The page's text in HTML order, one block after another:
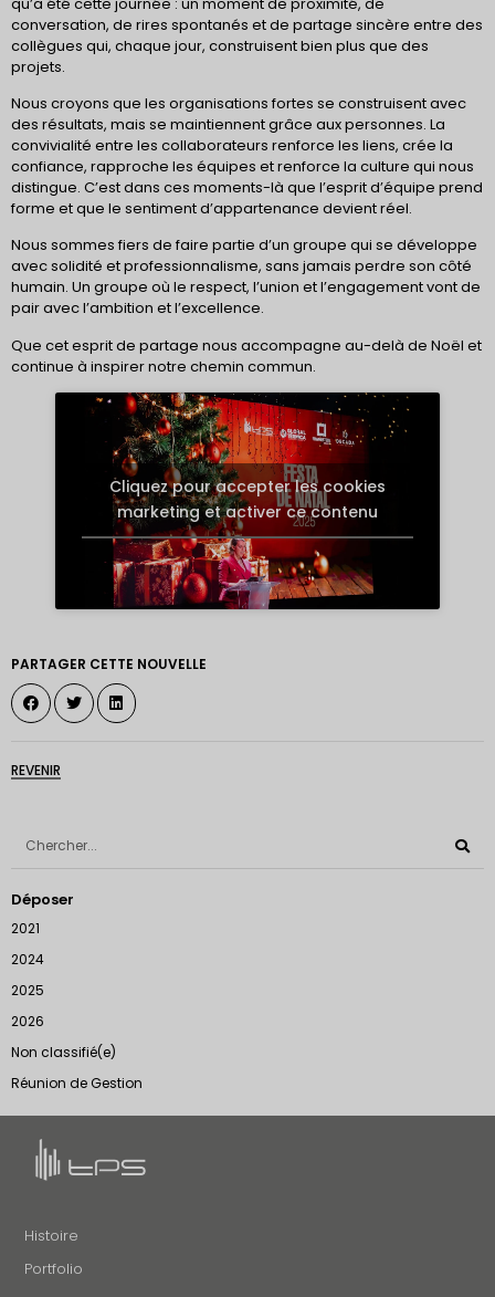
conversation, de rires spontanés et de partage sincère entre des
collègues qui, chaque jour, construisent bien plus que des
projets.
Nous croyons que les organisations fortes se construisent avec
des résultats, mais se maintiennent grâce aux personnes. La
convivialité entre les collaborateurs renforce les liens, crée la
confiance, rapproche les équipes et renforce la culture qui nous
distingue. C’est dans ces moments-là que l’esprit d’équipe prend
forme et que le sentiment d’appartenance devient réel.
Nous sommes fiers de faire partie d’un groupe qui se développe
avec solidité et professionnalisme, sans jamais perdre son côté
humain. Un groupe où le respect, l’union et l’engagement vont de
pair avec l’ambition et l’excellence.
Que cet esprit de partage nous accompagne au-delà de Noël et
continue à inspirer notre chemin commun.
Cliquez pour accepter les cookies
marketing et activer ce contenu
PARTAGER CETTE NOUVELLE
REVENIR
Déposer
2021
2024
2025
2026
Non classifié(e)
Réunion de Gestion
Histoire
Portfolio